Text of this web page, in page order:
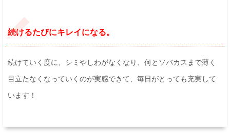
続けるたびにキレイになる。
続けていく度に、シミやしわがなくなり、何とソバカスまで薄く
目立たなくなっていくのが実感できて、毎日がとっても充実して
います！